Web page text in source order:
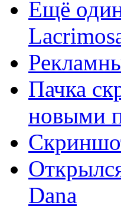
Ещё
Пачка
новыми
Dana